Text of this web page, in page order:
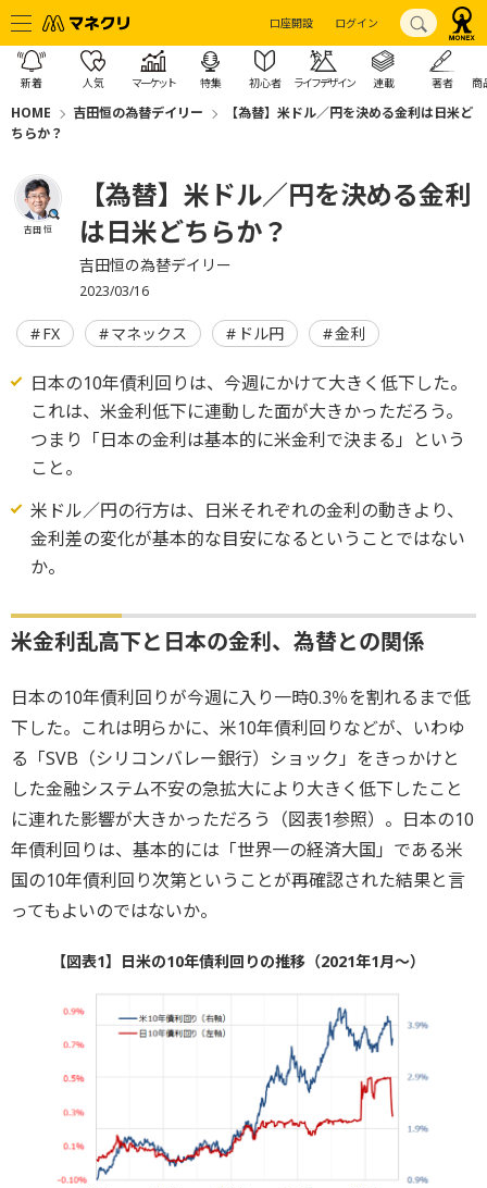
口座開設 ログイン
新着 人気 マーケット 特集 初心者 ライフデザイン 連載 著者 商
HOME 吉田恒の為替デイリー
【為替】米ドル／円を決める金利は日米ど
ちらか？
吉田 恒
【為替】米ドル／円を決める金利
は日米どちらか？
吉田恒の為替デイリー
2023/03/16
FX マネックス ドル円 金利
日本の10年債利回りは、今週にかけて大きく低下した。
これは、米金利低下に連動した面が大きかっただろう。
つまり「日本の金利は基本的に米金利で決まる」という
こと。
米ドル／円の行方は、日米それぞれの金利の動きより、
金利差の変化が基本的な目安になるということではない
か。
米金利乱高下と日本の金利、為替との関係
日本の10年債利回りが今週に入り一時0.3％を割れるまで低
下した。これは明らかに、米10年債利回りなどが、いわゆ
る「SVB（シリコンバレー銀行）ショック」をきっかけと
した金融システム不安の急拡大により大きく低下したこと
に連れた影響が大きかっただろう（図表1参照）。日本の10
年債利回りは、基本的には「世界一の経済大国」である米
国の10年債利回り次第ということが再確認された結果と言
ってもよいのではないか。
【図表1】日米の10年債利回りの推移（2021年1月～）